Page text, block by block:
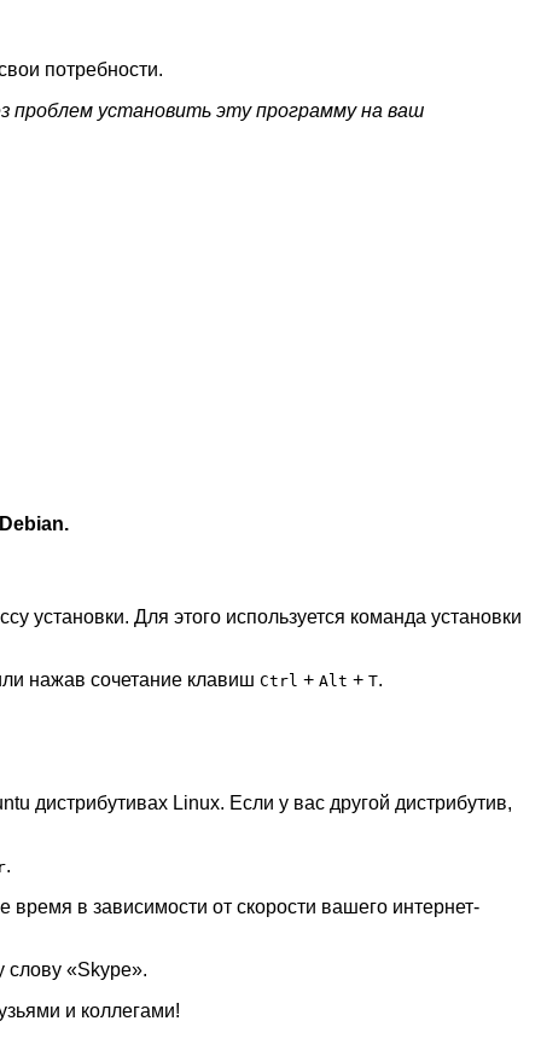
потребности.
проблем установить эту программу на ваш
установки. Для этого используется команда установки
нажав сочетание клавиш Ctrl + Alt + T.
дистрибутивах Linux. Если у вас другой дистрибутив,
.
время в зависимости от скорости вашего интернет-
слову «Skype».
и коллегами!